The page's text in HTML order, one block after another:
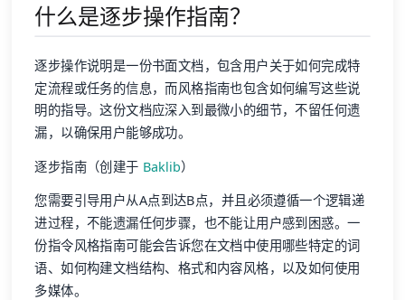
什么是逐步操作指南？
逐步操作说明是一份书面文档，包含用户关于如何完成特
定流程或任务的信息，而风格指南也包含如何编写这些说
明的指导。这份文档应深入到最微小的细节，不留任何遗
漏，以确保用户能够成功。
逐步指南（创建于 Baklib）
您需要引导用户从A点到达B点，并且必须遵循一个逻辑递
进过程，不能遗漏任何步骤，也不能让用户感到困惑。一
份指令风格指南可能会告诉您在文档中使用哪些特定的词
语、如何构建文档结构、格式和内容风格，以及如何使用
多媒体。